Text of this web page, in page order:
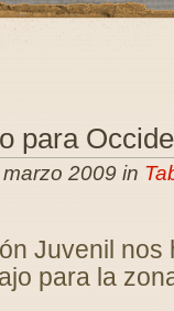
para
2009 in
Juvenil nos
para la